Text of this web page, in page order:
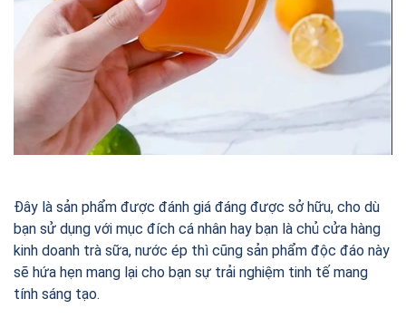
Đây là sản phẩm được đánh giá đáng được sở hữu, cho dù
bạn sử dụng với mục đích cá nhân hay bạn là chủ cửa hàng
kinh doanh trà sữa, nước ép thì cũng sản phẩm độc đáo này
sẽ hứa hẹn mang lại cho bạn sự trải nghiệm tinh tế mang
tính sáng tạo.